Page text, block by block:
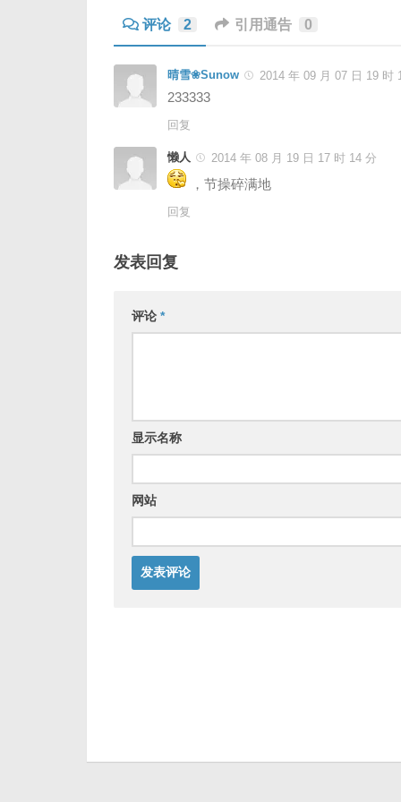
评论 2 引用通告 0
晴雪❀Sunow 2014 年 09 月 07 日 19 时
233333
回复
懒人 2014 年 08 月 19 日 17 时 14 分
，节操碎满地
回复
发表回复
评论 *
显示名称
网站